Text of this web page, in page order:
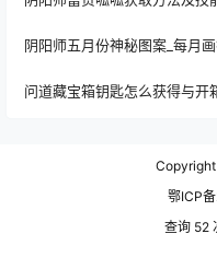
阴阳师五月份神秘图案_每月
问道藏宝箱钥匙怎么获得与开
鄂ICP
查询 52